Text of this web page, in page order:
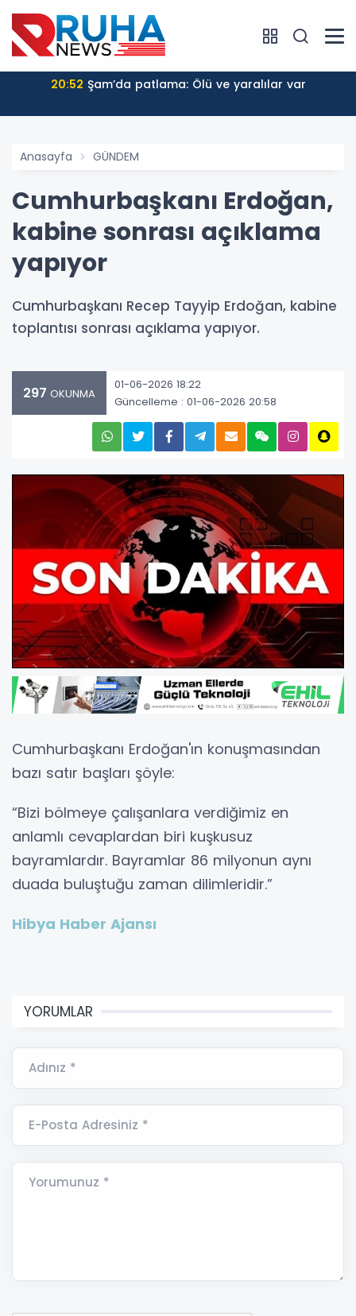
20:52 Şam’da patlama: Ölü ve yaralılar var
Anasayfa GÜNDEM
Cumhurbaşkanı Erdoğan,
kabine sonrası açıklama
yapıyor
Cumhurbaşkanı Recep Tayyip Erdoğan, kabine
toplantısı sonrası açıklama yapıyor.
297 OKUNMA
01-06-2026 18:22
Güncelleme : 01-06-2026 20:58
Cumhurbaşkanı Erdoğan'ın konuşmasından
bazı satır başları şöyle:
“Bizi bölmeye çalışanlara verdiğimiz en
anlamlı cevaplardan biri kuşkusuz
bayramlardır. Bayramlar 86 milyonun aynı
duada buluştuğu zaman dilimleridir.”
Hibya Haber Ajansı
YORUMLAR
Adınız *
E-Posta Adresiniz *
Yorumunuz *